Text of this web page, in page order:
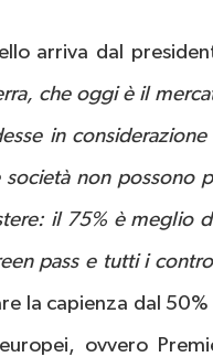
arriva dal
che oggi è il
in considerazione
non possono
il 75% è meglio
pass e tutti i
la capienza dal 50%
ovvero